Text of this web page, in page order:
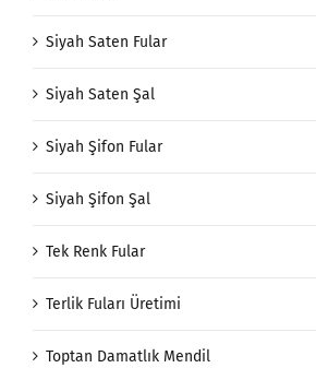
Siyah Saten Fular
Siyah Saten Şal
Siyah Şifon Fular
Siyah Şifon Şal
Tek Renk Fular
Terlik Fuları Üretimi
Toptan Damatlık Mendil